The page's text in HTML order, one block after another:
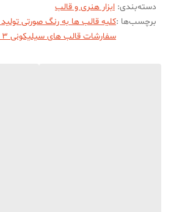
دسته‌بندی: ابزار هنری و قالب
برچسب‌ها :کلیه قالب ها به رنگ صورتی
سفارشات قالب های سیلیکونی 3 الی 4 روزه ارسال می شوند